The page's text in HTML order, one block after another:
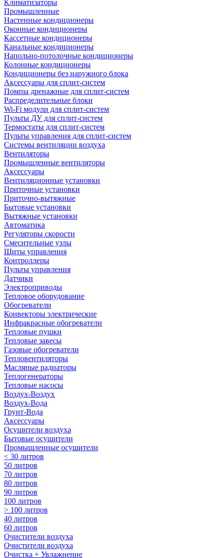
Климатизаторы
Промышленные
Настенные кондиционеры
Оконные кондиционеры
Кассетные кондиционеры
Канальные кондиционеры
Напольно-потолочные кондиционеры
Колонные кондиционеры
Кондиционеры без наружного блока
Аксессуары для сплит-систем
Помпы дренажные для сплит-систем
Распределительные блоки
Wi-Fi модули для сплит-систем
Пульты ДУ для сплит-систем
Термостаты для сплит-систем
Пульты управления для сплит-систем
Системы вентиляции воздуха
Вентиляторы
Промышленные вентиляторы
Аксессуары
Вентиляционные установки
Приточные установки
Приточно-вытяжные
Бытовые установки
Вытяжные установки
Автоматика
Регуляторы скорости
Смесительные узлы
Щиты управления
Контроллеры
Пульты управления
Датчики
Электроприводы
Тепловое оборудование
Обогреватели
Конвекторы электрические
Инфракрасные обогреватели
Тепловые пушки
Тепловые завесы
Газовые обогреватели
Тепловентиляторы
Масляные радиаторы
Теплогенераторы
Тепловые насосы
Воздух-Воздух
Воздух-Вода
Грунт-Вода
Аксессуары
Осушители воздуха
Бытовые осушители
Промышленные осушители
< 30 литров
50 литров
70 литров
80 литров
90 литров
100 литров
> 100 литров
40 литров
60 литров
Очистители воздуха
Очистители воздуха
Очистка + Увлажнение